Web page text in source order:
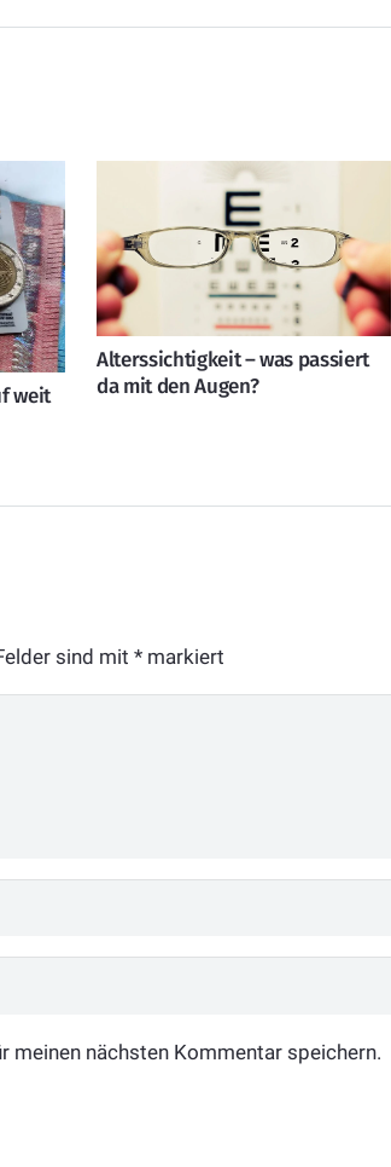
weit
Alterssichtigkeit – was passiert
da mit den Augen?
sind mit * markiert
meinen nächsten Kommentar speichern.